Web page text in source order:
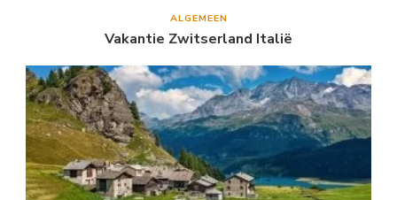
ALGEMEEN
Vakantie Zwitserland Italië